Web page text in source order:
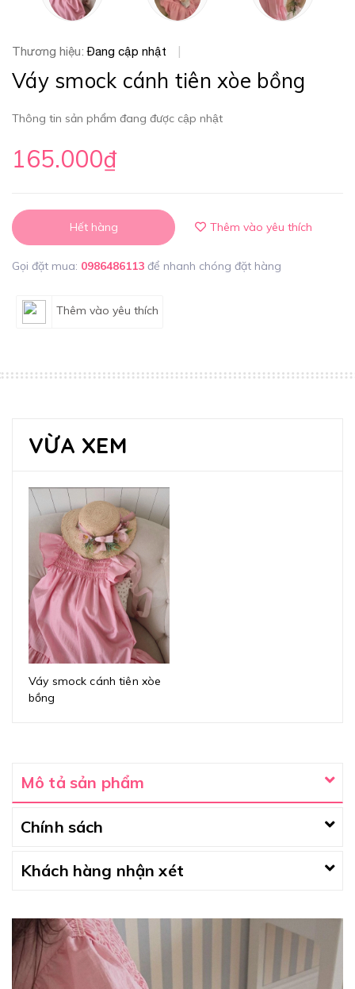
Thương hiệu:Đang cập nhật
Váy smock cánh tiên xòe bồng
Thông tin sản phẩm đang được cập nhật
165.000₫
Hết hàng Thêm vào yêu thích
Gọi đặt mua: 0986486113 để nhanh chóng đặt hàng
Thêm vào yêu thích
VỪA XEM
Váy smock cánh tiên xòe
bồng
Mô tả sản phẩm
Chính sách
Khách hàng nhận xét